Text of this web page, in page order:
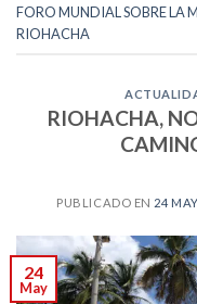
FORO MUNDIAL SOBRE LA
RIOHACHA
RIOHACHA,
PUBLICADO EN 24
24
May